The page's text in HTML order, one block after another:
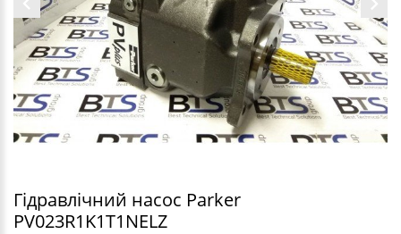
Гідравлічний насос Parker
PV023R1K1T1NELZ